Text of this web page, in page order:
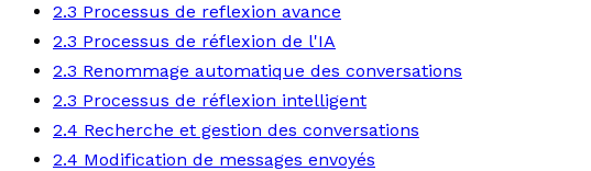
2.3 Processus de reflexion avance
2.3 Processus de réflexion de l'IA
2.3 Renommage automatique des conversations
2.3 Processus de réflexion intelligent
2.4 Recherche et gestion des conversations
2.4 Modification de messages envoyés